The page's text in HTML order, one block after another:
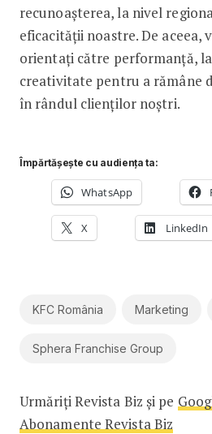
recunoașterea, la nivel
eficacității noastre. De aceea,
orientați către performanță,
creativitate pentru a rămâne
în rândul clienților noștri.
Împărtășește cu audiența ta:
WhatsApp
X LinkedIn
KFC România Marketing
Sphera Franchise Group
Urmăriți Revista Biz și pe
Abonamente Revista Biz